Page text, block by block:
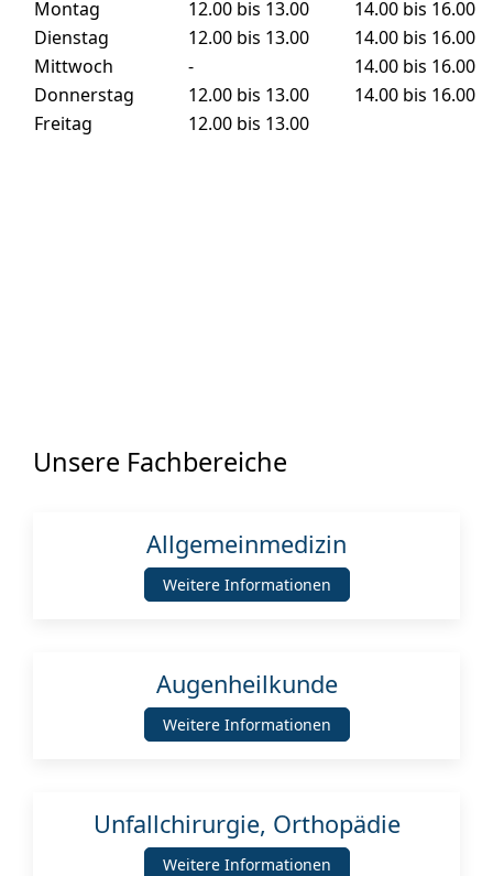
Montag
12.00 bis 13.00
14.00 bis 16.00
Dienstag
12.00 bis 13.00
14.00 bis 16.00
Mittwoch
-
14.00 bis 16.00
Donnerstag
12.00 bis 13.00
14.00 bis 16.00
Freitag
12.00 bis 13.00
Unsere Fachbereiche
Allgemeinmedizin
Weitere Informationen
Augenheilkunde
Weitere Informationen
Unfallchirurgie, Orthopädie
Weitere Informationen